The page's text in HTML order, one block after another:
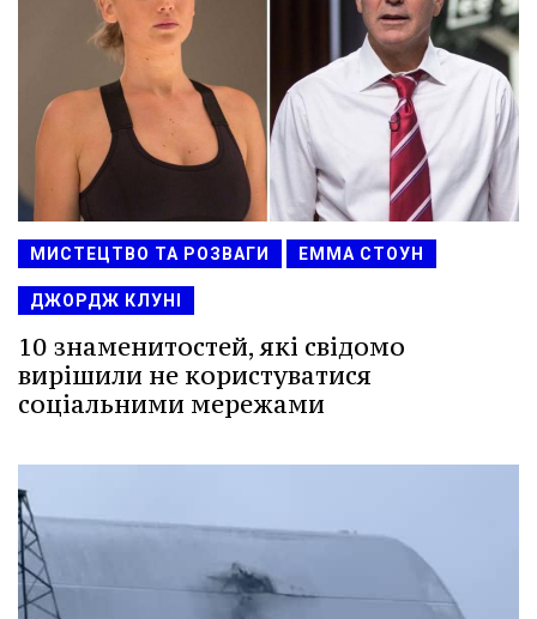
МИСТЕЦТВО ТА РОЗВАГИ ЕММА СТОУН
ДЖОРДЖ КЛУНІ
10 знаменитостей, які свідомо
вирішили не користуватися
соціальними мережами